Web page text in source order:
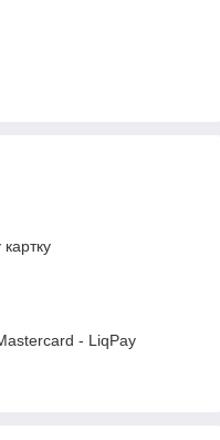
- LiqPay